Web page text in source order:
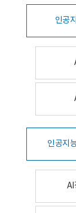
인공
인공지
AI